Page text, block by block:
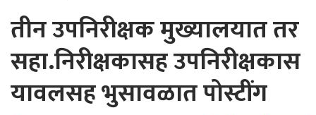
तीन उपनिरीक्षक मुख्यालयात तर
सहा.निरीक्षकासह उपनिरीक्षकास
यावलसह भुसावळात पोस्टींग